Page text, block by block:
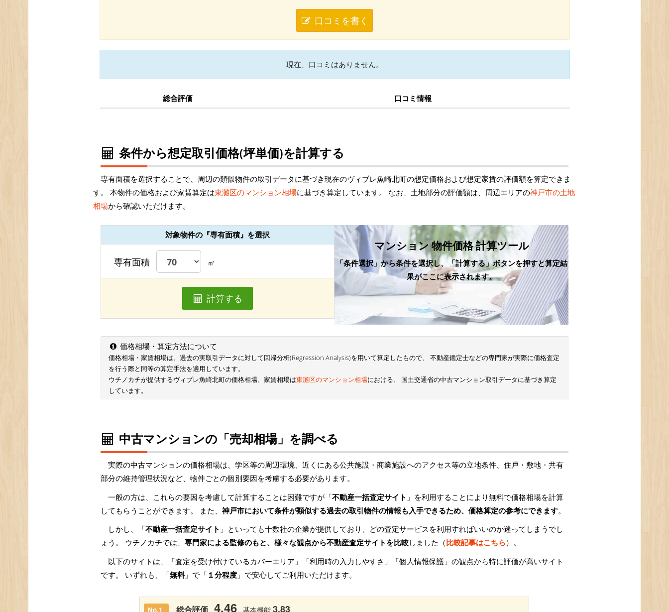
口コミを書く
現在、口コミはありません。
総合評価 口コミ情報
条件から想定取引価格(坪単価)を計算する
専有面積を選択することで、周辺の類似物件の取引データに基づき現在のヴィブレ魚崎北町の想定価格および想定家賃の評価額を算定できま
す。 本物件の価格および家賃算定は東灘区のマンション相場に基づき算定しています。 なお、土地部分の評価額は、周辺エリアの神戸市の土地
相場から確認いただけます。
対象物件の『専有面積』を選択
専有面積 ㎡
計算する
マンション 物件価格 計算ツール
「条件選択」から条件を選択し、「計算する」ボタンを押すと算定結
果がここに表示されます。
価格相場・算定方法について
価格相場・家賃相場は、過去の実取引データに対して回帰分析(Regression Analysis)を用いて算定したもので、 不動産鑑定士などの専門家が実際に価格査定
を行う際と同等の算定手法を適用しています。
ウチノカチが提供するヴィブレ魚崎北町の価格相場、家賃相場は東灘区のマンション相場における、 国土交通省の中古マンション取引データに基づき算定
しています。
中古マンションの「売却相場」を調べる
実際の中古マンションの価格相場は、学区等の周辺環境、近くにある公共施設・商業施設へのアクセス等の立地条件、住戸・敷地・共有
部分の維持管理状況など、物件ごとの個別要因を考慮する必要があります。
一般の方は、これらの要因を考慮して計算することは困難ですが「不動産一括査定サイト 」を利用することにより無料で価格相場を計算
してもらうことができます。 また、 神戸市において条件が類似する過去の取引物件の情報も入手できるため、価格算定の参考にできます。
しかし、「不動産一括査定サイト 」といっても十数社の企業が提供しており、どの査定サービスを利用すればいいのか迷ってしまうでし
ょう。 ウチノカチでは、 専門家による監修のもと、様々な観点から不動産査定サイトを比較しました（比較記事はこちら）。
以下のサイトは、「査定を受け付けているカバーエリア」「利用時の入力しやすさ」「個人情報保護」の観点から特に評価が高いサイト
です。 いずれも、「無料」で「 １分程度 」で安心してご利用いただけます。